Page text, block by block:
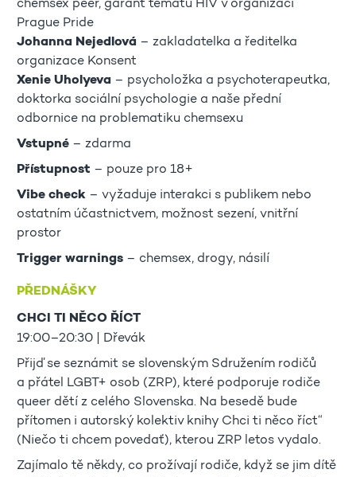
chemsex peer, garant tématu HIV v organizaci
Prague Pride
Johanna Nejedlová – zakladatelka a ředitelka
organizace Konsent
Xenie Uholyeva – psycholožka a psychoterapeutka,
doktorka sociální psychologie a naše přední
odbornice na problematiku chemsexu
Vstupné – zdarma
Přístupnost – pouze pro 18+
Vibe check – vyžaduje interakci s publikem nebo
ostatním účastnictvem, možnost sezení, vnitřní
prostor
Trigger warnings – chemsex, drogy, násilí
PŘEDNÁŠKY
CHCI TI NĚCO ŘÍCT
19:00–20:30 | Dřevák
Přijď se seznámit se slovenským Sdružením rodičů
a přátel LGBT+ osob (ZRP), které podporuje rodiče
queer dětí z celého Slovenska. Na besedě bude
přítomen i autorský kolektiv knihy Chci ti něco říct“
(Niečo ti chcem povedať), kterou ZRP letos vydalo.
Zajímalo tě někdy, co prožívají rodiče, když se jim dítě